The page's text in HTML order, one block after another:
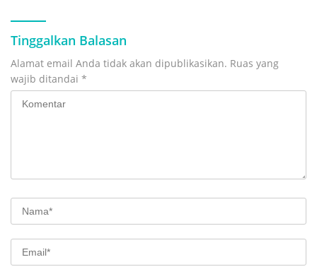
Tinggalkan Balasan
Alamat email Anda tidak akan dipublikasikan. Ruas yang
wajib ditandai *